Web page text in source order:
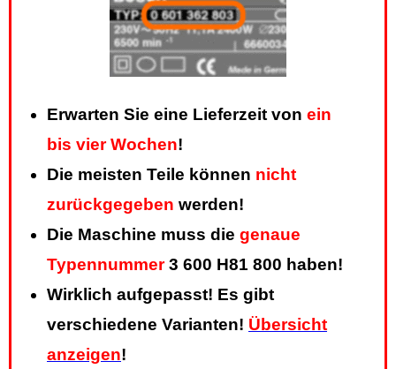
Erwarten Sie eine Lieferzeit von ein
bis vier Wochen!
Die meisten Teile können nicht
zurückgegeben werden!
Die Maschine muss die genaue
Typennummer3 600 H81 800 haben!
Wirklich aufgepasst! Es gibt
verschiedene Varianten! Übersicht
anzeigen!